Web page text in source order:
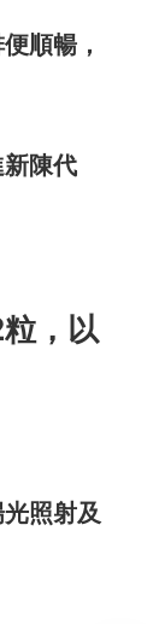
順暢，
陳代
，以
照射及